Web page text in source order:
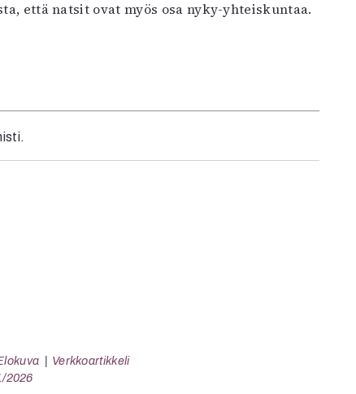
että natsit ovat myös osa nyky-yhteiskuntaa.
Verkkoartikkeli
2026